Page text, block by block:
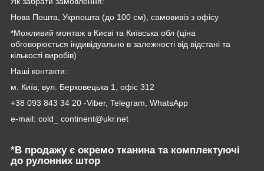
Нова Пошта, Укрпошта (до 100 см), самовивіз з офісу
*Можливий монтаж в Києві та Київська обл (ціна
обговорюється індивідуально в залежності від відстані та
кількості виробів)
Наші контакти:
м. Київ, вул. Берковецька 1, офіс 312
+38 093 843 34 20 -Viber, Telegram, WhatsApp
e-mail: cold_ continent@ukr.net
*В продажу є окремо тканина та комплектуючі
до рулонних штор